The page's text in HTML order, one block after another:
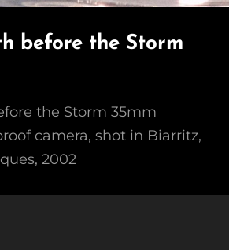
before the Storm
the Storm 35mm
camera, shot in Biarritz,
2002